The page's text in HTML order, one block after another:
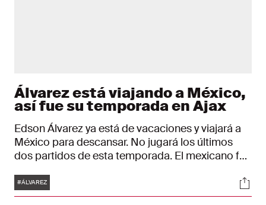
Álvarez está viajando a México,
así fue su temporada en Ajax
Edson Álvarez ya está de vacaciones y viajará a
México para descansar. No jugará los últimos
dos partidos de esta temporada. El mexicano fue
ante VVV Venlo. Por causa de la temporada larga
que Ajax tuvo y los partidos que Álvarez jugará
Etiquetas
#ÁLVAREZ